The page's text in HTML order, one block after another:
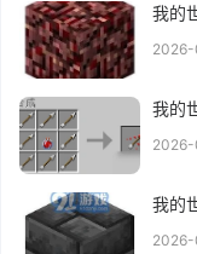
我的
我的
我的